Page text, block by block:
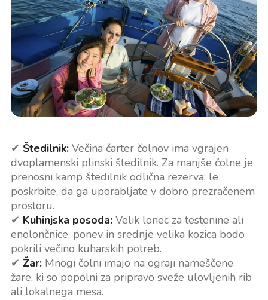
✔ Štedilnik:Večina čarter čolnov ima vgrajen
dvoplamenski plinski štedilnik. Za manjše čolne je
prenosni kamp štedilnik odlična rezerva; le
poskrbite, da ga uporabljate v dobro prezračenem
prostoru.
✔ Kuhinjska posoda:Velik lonec za testenine ali
enolončnice, ponev in srednje velika kozica bodo
pokrili večino kuharskih potreb.
✔ Žar:Mnogi čolni imajo na ograji nameščene
žare, ki so popolni za pripravo sveže ulovljenih rib
ali lokalnega mesa.